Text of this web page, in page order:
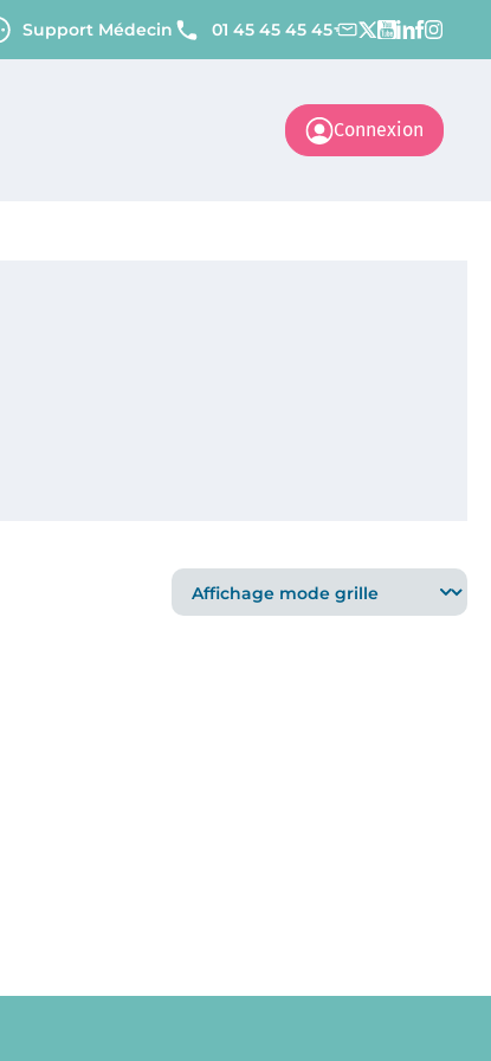
Support Médecin 01 45 45 45 45
Connexion